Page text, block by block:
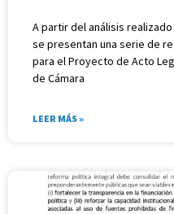
A partir del análisis
se presentan una serie de
para el Proyecto de Acto
de Cámara
LEER MÁS »